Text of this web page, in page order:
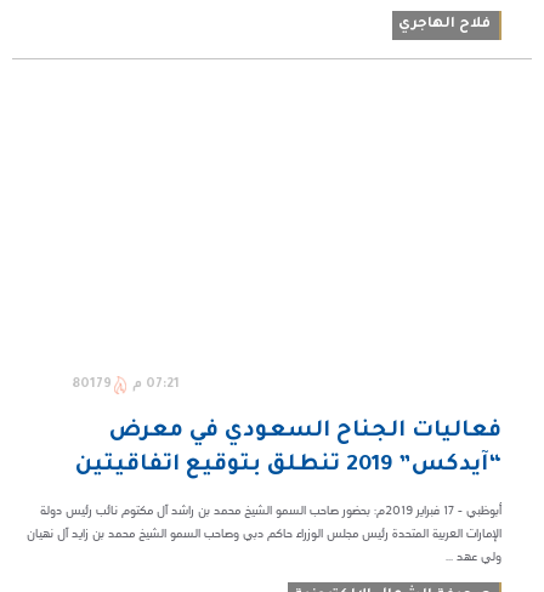
فلاح الهاجري
07:21 م 80179
فعاليات الجناح السعودي في معرض
“آيدكس” 2019 تنطلق بتوقيع اتفاقيتين
أبوظبي - 17 فبراير 2019م: بحضور صاحب السمو الشيخ محمد بن راشد آل مكتوم نائب رئيس دولة
الإمارات العربية المتحدة رئيس مجلس الوزراء حاكم دبي وصاحب السمو الشيخ محمد بن زايد آل نهيان
ولي عهد ...